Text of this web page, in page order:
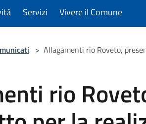
Servizi Vivere il Comune
> Allagamenti rio Roveto,
rio